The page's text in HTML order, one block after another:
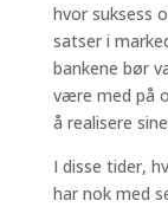
hvor suksess
satser i
bankene bør
være med på
å realisere
I disse tider,
har nok med